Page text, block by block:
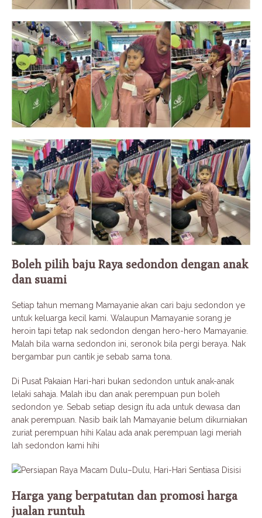
Boleh pilih baju Raya sedondon dengan anak
dan suami
Setiap tahun memang Mamayanie akan cari baju sedondon ye
untuk keluarga kecil kami. Walaupun Mamayanie sorang je
heroin tapi tetap nak sedondon dengan hero-hero Mamayanie.
Malah bila warna sedondon ini, seronok bila pergi beraya. Nak
bergambar pun cantik je sebab sama tona.
Di Pusat Pakaian Hari-hari bukan sedondon untuk anak-anak
lelaki sahaja. Malah ibu dan anak perempuan pun boleh
sedondon ye. Sebab setiap design itu ada untuk dewasa dan
anak perempuan. Nasib baik lah Mamayanie belum dikurniakan
zuriat perempuan hihi Kalau ada anak perempuan lagi meriah
lah sedondon kami hihi
Harga yang berpatutan dan promosi harga
jualan runtuh